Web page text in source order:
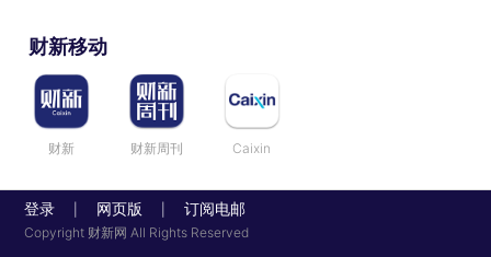
财新移动
财新 财新周刊 Caixin
登录 网页版 订阅电邮
Copyright 财新网 All Rights Reserved